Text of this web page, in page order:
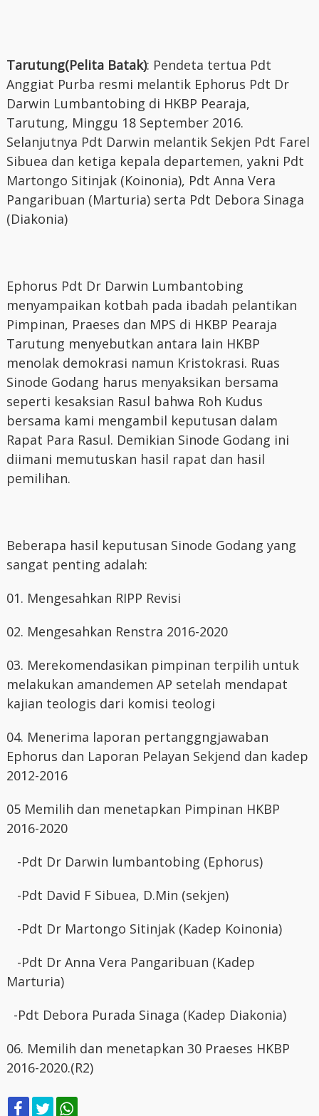
Tarutung(Pelita Batak): Pendeta tertua Pdt
Anggiat Purba resmi melantik Ephorus Pdt Dr
Darwin Lumbantobing di HKBP Pearaja,
Tarutung, Minggu 18 September 2016.
Selanjutnya Pdt Darwin melantik Sekjen Pdt Farel
Sibuea dan ketiga kepala departemen, yakni Pdt
Martongo Sitinjak (Koinonia), Pdt Anna Vera
Pangaribuan (Marturia) serta Pdt Debora Sinaga
(Diakonia)
Ephorus Pdt Dr Darwin Lumbantobing
menyampaikan kotbah pada ibadah pelantikan
Pimpinan, Praeses dan MPS di HKBP Pearaja
Tarutung menyebutkan antara lain HKBP
menolak demokrasi namun Kristokrasi. Ruas
Sinode Godang harus menyaksikan bersama
seperti kesaksian Rasul bahwa Roh Kudus
bersama kami mengambil keputusan dalam
Rapat Para Rasul. Demikian Sinode Godang ini
diimani memutuskan hasil rapat dan hasil
pemilihan.
Beberapa hasil keputusan Sinode Godang yang
sangat penting adalah:
01. Mengesahkan RIPP Revisi
02. Mengesahkan Renstra 2016-2020
03. Merekomendasikan pimpinan terpilih untuk
melakukan amandemen AP setelah mendapat
kajian teologis dari komisi teologi
04. Menerima laporan pertanggngjawaban
Ephorus dan Laporan Pelayan Sekjend dan kadep
2012-2016
05 Memilih dan menetapkan Pimpinan HKBP
2016-2020
-Pdt Dr Darwin lumbantobing (Ephorus)
-Pdt David F Sibuea, D.Min (sekjen)
-Pdt Dr Martongo Sitinjak (Kadep Koinonia)
-Pdt Dr Anna Vera Pangaribuan (Kadep
Marturia)
-Pdt Debora Purada Sinaga (Kadep Diakonia)
06. Memilih dan menetapkan 30 Praeses HKBP
2016-2020.(R2)